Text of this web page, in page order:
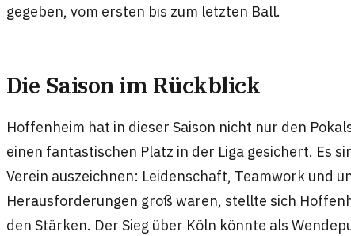
gegeben, vom ersten bis zum letzten Ball.
Die Saison im Rückblick
Hoffenheim hat in dieser Saison nicht nur den
einen fantastischen Platz in der Liga gesichert. Es
Verein auszeichnen: Leidenschaft, Teamwork und
Herausforderungen groß waren, stellte sich
den Stärken. Der Sieg über Köln könnte als